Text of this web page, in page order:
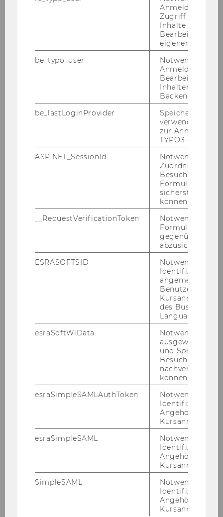
NPO-Forum: Die Vortagenden
Günther Lutschinger
Martin Bodenstorfer
Michael Heinisch
Florentine Maier
Rita Mayrhofer
Renate Meyer
Anmeldung und
Zugriff auf
Inhalte oder zur
Bearbeitung des
eigenen Profils.
be_typo_user
Notwendig für
Anmeldung und
Bearbeitung von
Inhalten im
Backend.
be_lastLoginProvider
Speichert die
verwendete
zur Anmeldung
TYPO3-Backend.
ASP.NET_SessionId
Notwendig, um
Zuordnung von
Besucher zu
sicherstellen zu
können.
__RequestVerificationToken
Notwendig, um
gegenüber
abzusichern.
ESRASOFTSID
Notwendig zur
Identifizierung
angemeldeten
Benutzers im
des Business
Language
esraSoftWiData
Notwendig um
ausgewählte
und
Besuchers
nachverfolgen
können.
esraSimpleSAMLAuthToken
Notwendig zur
Identifizierung
Angehörige/r für
Kursanmeldung.
esraSimpleSAML
Notwendig zur
Identifizierung
Angehörige/r für
Kursanmeldung.
SimpleSAML
Notwendig zur
Identifizierung
Angehörige/r für
Kursanmeldung.